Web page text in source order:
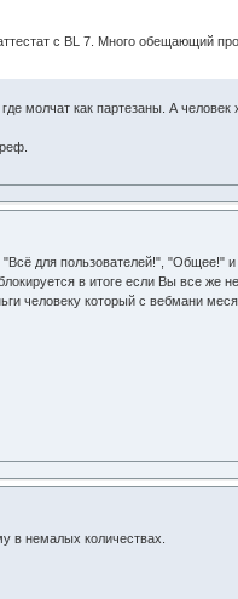
с BL 7. Много обещающий
молчат как партезаны. А
для пользователей!", "Общее!"
в итоге если Вы все же
человеку который с вебмани
в немалых количествах.